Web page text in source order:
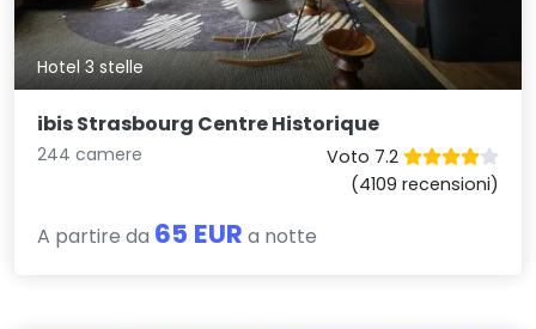
Hotel 3 stelle
ibis Strasbourg Centre Historique
244 camere
Voto 7.2
(4109 recensioni)
A partire da 65 EUR a notte